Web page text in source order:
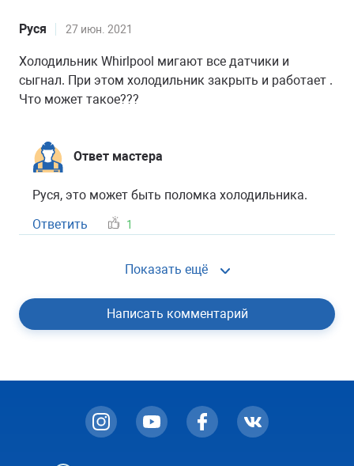
Руся 27 июн. 2021
Холодильник Whirlpool мигают все датчики и
сыгнал. При этом холодильник закрыть и работает .
Что может такое???
Ответ мастера
Руся, это может быть поломка холодильника.
Ответить
1
Показать ещё
Написать комментарий